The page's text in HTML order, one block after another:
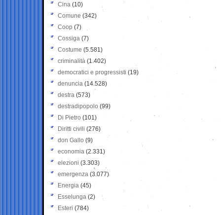
Cina (10)
Comune (342)
Coop (7)
Cossiga (7)
Costume (5.581)
criminalità (1.402)
democratici e progressisti (19)
denuncia (14.528)
destra (573)
destradipopolo (99)
Di Pietro (101)
Diritti civili (276)
don Gallo (9)
economia (2.331)
elezioni (3.303)
emergenza (3.077)
Energia (45)
Esselunga (2)
Esteri (784)